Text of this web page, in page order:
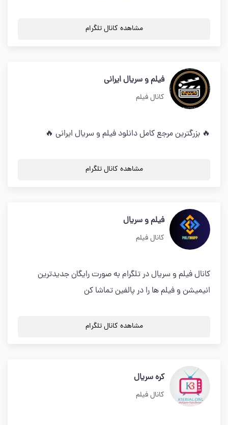
مشاهده کانال تلگرام
فیلم و سریال ایرانی
کانال فیلم
🔥 بزرگترین مرجع کامل دانلود فیلم و سریال ایرانی 🔥
مشاهده کانال تلگرام
فیلم و سریال
کانال فیلم
کانال فیلم و سریال در تلگرام به صورت رایگان جدیدترین
انیمیشن و فیلم ها را در پالفین تماشا کن
مشاهده کانال تلگرام
کره سریال
کانال فیلم